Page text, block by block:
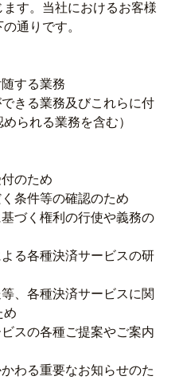
す。当社におけるお客様
通りです。
する業務
きる業務及びこれらに付
られる業務を含む）
のため
条件等の確認のため
づく権利の行使や義務の
る各種決済サービスの研
、各種決済サービスに関
め
スの各種ご提案やご案内
わる重要なお知らせのた